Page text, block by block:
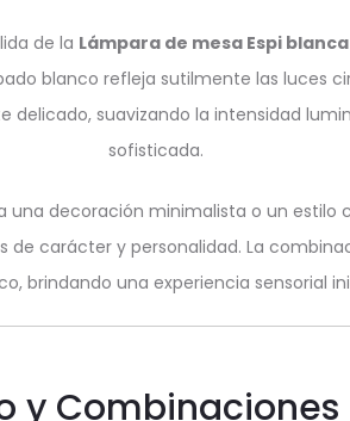
de la Lámpara de mesa Espi blanca
blanco refleja sutilmente las luces
suavizando la intensidad
sofisticada.
decoración minimalista o un estilo
de carácter y personalidad. La
brindando una experiencia sensorial
y